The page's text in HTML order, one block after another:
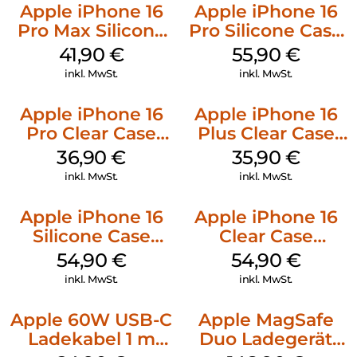
Apple iPhone 16
Pro Max Silicone
Case MagSafe
Ultramarine
41,90 €
inkl. MwSt.
Apple iPhone 16
Pro Silicone Case
MagSafe Stone
Gray
55,90 €
inkl. MwSt.
Apple iPhone 16
Pro Clear Case
MagSafe
Transparent
36,90€
inkl. MwSt.
Apple iPhone 16
Plus Clear Case
MagSafe
Transparent
35,90 €
inkl. MwSt.
Apple iPhone 16
Silicone Case
MagSafe Black
54,90 €
inkl. MwSt.
Apple iPhone 16
Clear Case
MagSafe
Transparent
54,90 €
inkl. MwSt.
Apple 60W USB-C
Ladekabel 1 m
Apple MagSafe
Duo Ladegerät